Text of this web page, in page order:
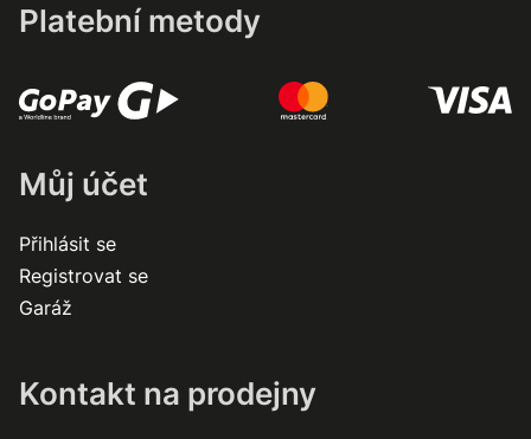
Platební metody
Můj účet
Přihlásit se
Registrovat se
Garáž
Kontakt na prodejny